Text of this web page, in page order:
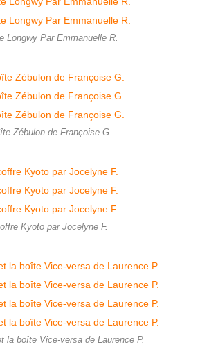
Longwy Par Emmanuelle R.
Zébulon de Françoise G.
Kyoto par Jocelyne F.
la boîte Vice-versa de Laurence P.